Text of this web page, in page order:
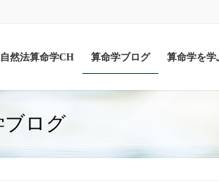
自然法算命学CH 算命学ブログ 算命学を学
ブログ